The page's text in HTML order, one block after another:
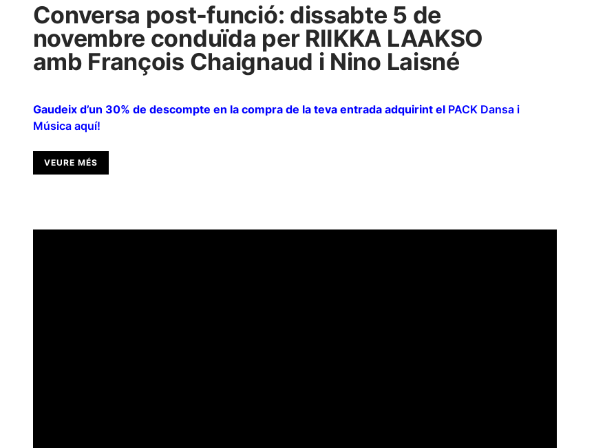
Conversa post-funció: dissabte 5 de
novembre conduïda per RIIKKA LAAKSO
amb François Chaignaud i Nino Laisné
Gaudeix d’un 30% de descompte en la compra de la teva entrada adquirint el PACK Dansa i
Música aquí!
VEURE MÉS